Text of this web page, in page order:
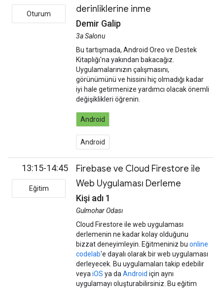
Oturum
derinliklerine inme
Demir Galip
3a Salonu
Bu tartışmada, Android Oreo ve Destek
Kitaplığı'na yakından bakacağız.
Uygulamalarınızın çalışmasını,
görünümünü ve hissini hiç olmadığı kadar
iyi hale getirmenize yardımcı olacak önemli
değişiklikleri öğrenin.
Android
Android
13:15-14:45
Eğitim
Firebase ve Cloud Firestore ile
Web Uygulaması Derleme
Kişi adı 1
Gulmohar Odası
Cloud Firestore ile web uygulaması
derlemenin ne kadar kolay olduğunu
bizzat deneyimleyin. Eğitmeniniz bu online
codelab'e dayalı olarak bir web uygulaması
derleyecek. Bu uygulamaları takip edebilir
veya iOS ya da Android için aynı
uygulamayı oluşturabilirsiniz. Bu eğitim